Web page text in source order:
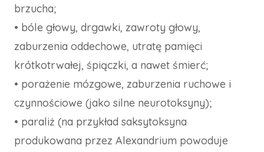
brzucha;
• bóle głowy, drgawki, zawroty głowy,
zaburzenia oddechowe, utratę pamięci
krótkotrwałej, śpiączki, a nawet śmierć;
• porażenie mózgowe, zaburze­nia ruchowe i
czynnościowe (jako silne neurotoksyny);
• paraliż (na przykład saksyto­ksyna
produkowana przez Alexandrium powoduje